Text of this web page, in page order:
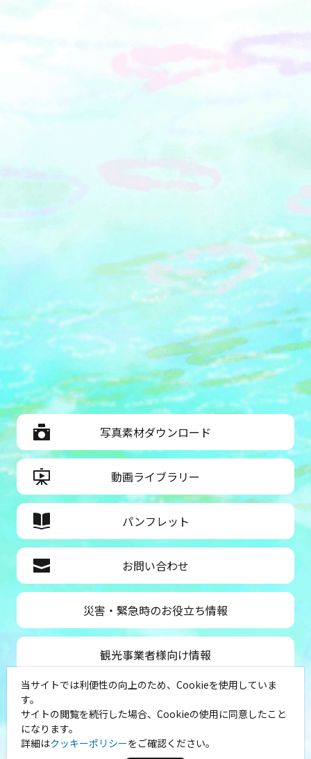
写真素材ダウンロード
動画ライブラリー
パンフレット
お問い合わせ
災害・緊急時のお役立ち情報
観光事業者様向け情報
公益社団法人神奈川県観光協会
〒231-8521
神奈川県横浜市中区山下町１
（シルクセンター内）
当サイトでは利便性の向上のため、Cookieを使用していま
す。
サイトの閲覧を続行した場合、Cookieの使用に同意したこと
になります。
詳細はクッキーポリシーをご確認ください。